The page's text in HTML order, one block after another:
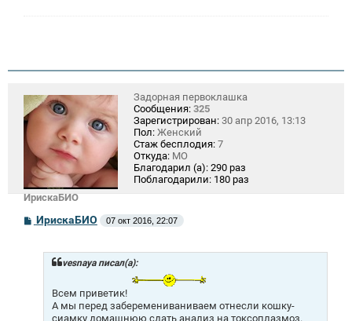
ИрискаБИО
Задорная первоклашка
Сообщения: 325
Зарегистрирован: 30 апр 2016, 13:13
Пол: Женский
Стаж бесплодия: 7
Откуда: МО
Благодарил (а): 290 раз
Поблагодарили: 180 раз
С
о
ИрискаБИО 07 окт 2016, 22:07
vesnaya писал(а):
Всем приветик!
А мы перед заберемениваниваем отнесли кошку-
сиамку домашнюю сдать анализ на токсоплазмоз.